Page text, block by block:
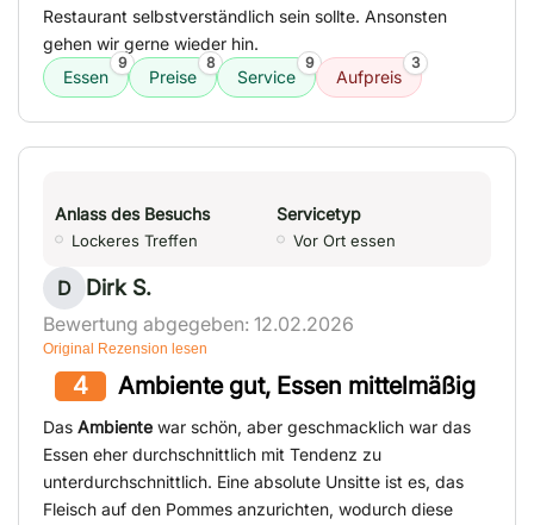
Restaurant selbstverständlich sein sollte. Ansonsten
gehen wir gerne wieder hin.
Essen
9
Preise
8
Service
9
Aufpreis
3
Anlass des Besuchs
Lockeres Treffen
Servicetyp
Vor Ort essen
D Dirk S.
Bewertung abgegeben: 12.02.2026
Original Rezension lesen
4 Ambiente gut, Essen mittelmäßig
Das Ambiente war schön, aber geschmacklich war das
Essen eher durchschnittlich mit Tendenz zu
unterdurchschnittlich. Eine absolute Unsitte ist es, das
Fleisch auf den Pommes anzurichten, wodurch diese